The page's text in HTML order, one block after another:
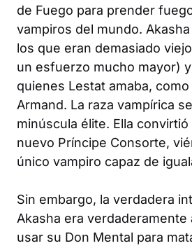
de Fuego para prender
vampiros del mundo.
los que eran demasiado
un esfuerzo mucho mayor)
quienes Lestat amaba,
Armand. La raza vampírica
minúscula élite. Ella
nuevo Príncipe Consorte,
único vampiro capaz de
Sin embargo, la verdadera
Akasha era verdaderamente
usar su Don Mental para